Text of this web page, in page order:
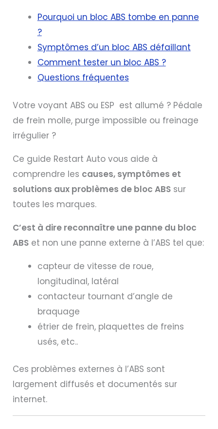
Pourquoi un bloc ABS tombe en panne
?
Symptômes d’un bloc ABS défaillant
Comment tester un bloc ABS ?
Questions fréquentes
Votre voyant ABS ou ESP est allumé ? Pédale
de frein molle, purge impossible ou freinage
irrégulier ?
Ce guide Restart Auto vous aide à
comprendre les causes, symptômes et
solutions aux problèmes de bloc ABSsur
toutes les marques.
C’est à dire reconnaître une panne du bloc
ABSet non une panne externe à l’ABS tel que:
capteur de vitesse de roue,
longitudinal, latéral
contacteur tournant d’angle de
braquage
étrier de frein, plaquettes de freins
usés, etc..
Ces problèmes externes à l’ABS sont
largement diffusés et documentés sur
internet.